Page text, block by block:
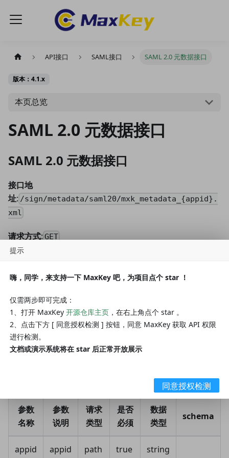
API接口 SAML接口 SAML 2.0 元数据接口
版本：4.1.x
本页总览
SAML 2.0 元数据接口
SAML 2.0 元数据接口
接口地
址: /sign/metadata/saml20/mxk_metadata_{appid}.
xml
请求方式: GET
响应数据类型:
接口描述:
参数Idp_Metadata_应用ID
请求参数:
参数
名称
参数
说明
请求
类型
是否
必须
数据
类型
schema
appid appid path true string
提示
嗨，同学，来支持一下 MaxKey 吧，为项目点个 star ！
仅需两步即可完成：
1、打开 MaxKey 开源仓库主页 ，在右上角点个 star 。
2、点击下方 [ 同意授权检测 ] 按钮，同意 MaxKey 获取 API 权限
进行检测。
文档或演示系统将在 star 后正常开放展示
同意授权检测